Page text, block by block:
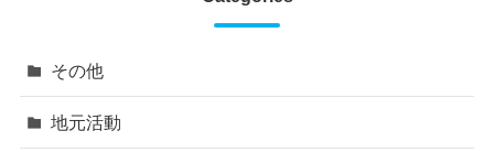
その他
地元活動